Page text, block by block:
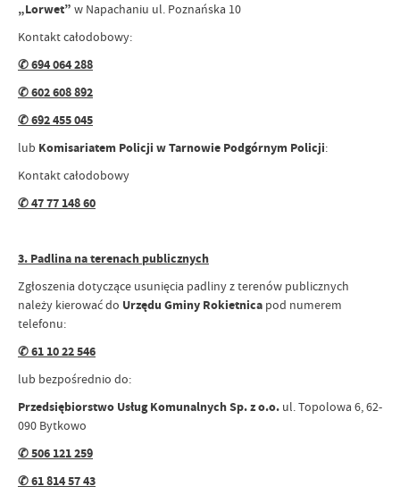
„Lorwet” w Napachaniu ul. Poznańska 10
Kontakt całodobowy:
✆ 694 064 288
✆ 602 608 892
✆ 692 455 045
lub Komisariatem Policji w Tarnowie Podgórnym Policji:
Kontakt całodobowy
✆ 47 77 148 60
3. Padlina na terenach publicznych
Zgłoszenia dotyczące usunięcia padliny z terenów publicznych
należy kierować do Urzędu Gminy Rokietnica pod numerem
telefonu:
✆ 61 10 22 546
lub bezpośrednio do:
Przedsiębiorstwo Usług Komunalnych Sp. z o.o. ul. Topolowa 6, 62-
090 Bytkowo
✆ 506 121 259
✆ 61 814 57 43